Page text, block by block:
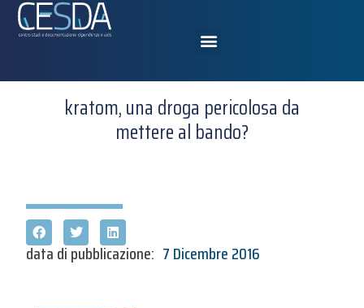
kratom, una droga pericolosa da
mettere al bando?
data di pubblicazione: 7 Dicembre 2016